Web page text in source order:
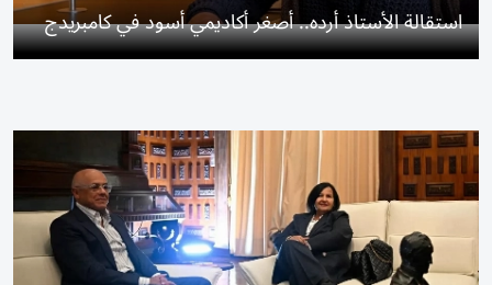
استقالة الأستاذ أرده.. أصغر أكاديمي أسود في كامبريدج